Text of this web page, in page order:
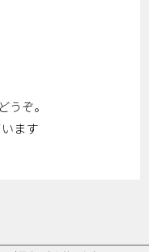
うぞ。
ます